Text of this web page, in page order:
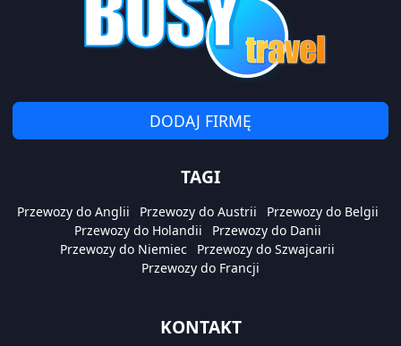
DODAJ FIRMĘ
TAGI
Przewozy do Anglii Przewozy do Austrii
Przewozy do Belgii
Przewozy do Holandii
Przewozy do Danii
Przewozy do Niemiec
Przewozy do Szwajcarii
Przewozy do Francji
KONTAKT